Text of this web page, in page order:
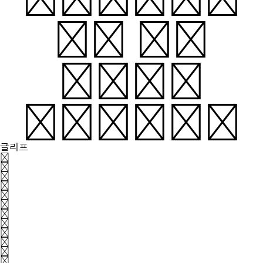
is in
full
swing.
글리프
가
각
간
갈
감
개
거
건
것
게
결
경